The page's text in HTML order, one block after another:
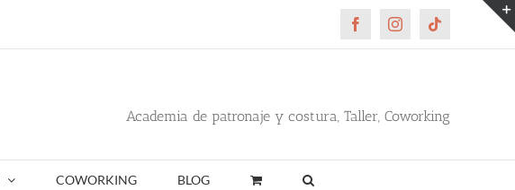
FacebookInstagramTiktok
Academia de patronaje y costura, Taller, Coworking
COWORKING BLOG